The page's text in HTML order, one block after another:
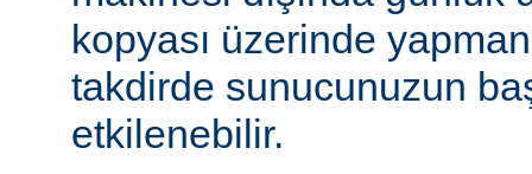
kopyası üzerinde
takdirde sunucunuzun
etkilenebilir.